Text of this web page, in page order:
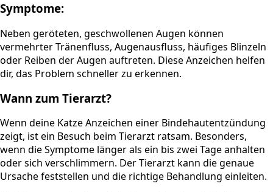
Symptome:
Neben geröteten, geschwollenen Augen können
vermehrter Tränenfluss, Augenausfluss, häufiges Blinzeln
oder Reiben der Augen auftreten. Diese Anzeichen helfen
dir, das Problem schneller zu erkennen.
Wann zum Tierarzt?
Wenn deine Katze Anzeichen einer Bindehautentzündung
zeigt, ist ein Besuch beim Tierarzt ratsam. Besonders,
wenn die Symptome länger als ein bis zwei Tage anhalten
oder sich verschlimmern. Der Tierarzt kann die genaue
Ursache feststellen und die richtige Behandlung einleiten.